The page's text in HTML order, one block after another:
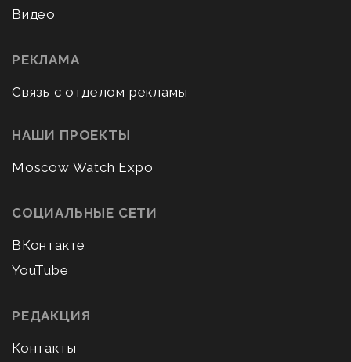
Видео
РЕКЛАМА
Связь с отделом рекламы
НАШИ ПРОЕКТЫ
Moscow Watch Expo
СОЦИАЛЬНЫЕ СЕТИ
ВКонтакте
YouTube
РЕДАКЦИЯ
Контакты